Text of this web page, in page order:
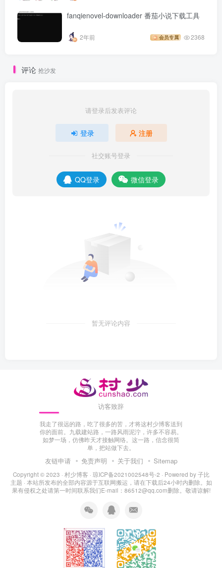
fanqienovel-downloader 番茄小说下载工具
2年前 会员专属 2368
评论 抢沙发
请登录后发表评论
登录 注册
社交账号登录
QQ登录 微信登录
暂无评论内容
访客致辞
我走了很远的路，吃了很多的苦，才将这村少博客送到
你的面前。九载建站路，一路风雨泥泞，许多不容易。
如梦一场，仿佛昨天才接触网络。这一路，信念很简
单，把站做下去。
友链申请 免责声明 关于我们 Sitemap
Copyright © 2023 · 村少博客 · 琼ICP备2021002548号-2 · Powered by子比
主题 · 本站所发布的全部内容源于互联网搬运，请在下载后24小时内删除。如
果有侵权之处请第一时间联系我们E-mail：86512@qq.com删除。敬请谅解!